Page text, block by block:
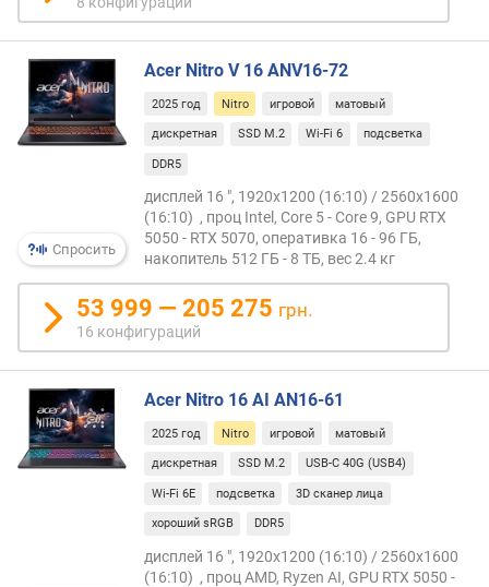
т
п
р
е
д
н
и
й
д
и
а
г
о
Спросить
Acer Nitro V 16 ANV16-72
2025 год Nitro игровой матовый
дискретная SSD M.2 Wi-Fi 6 подсветка
DDR5
дисплей 16 ", 1920x1200 (16:10) / 2560x1600
(16:10) , проц Intel, Core 5 - Core 9, GPU RTX
5050 - RTX 5070, оперативка 16 - 96 ГБ,
накопитель 512 ГБ - 8 ТБ, вес 2.4 кг
53 999 — 205 275 грн.
16 конфигураций
Acer Nitro 16 AI AN16-61
2025 год Nitro игровой матовый
дискретная SSD M.2 USB-C 40G (USB4)
Wi-Fi 6E подсветка 3D сканер лица
хороший sRGB DDR5
дисплей 16 ", 1920x1200 (16:10) / 2560x1600
(16:10) , проц AMD, Ryzen AI, GPU RTX 5050 -